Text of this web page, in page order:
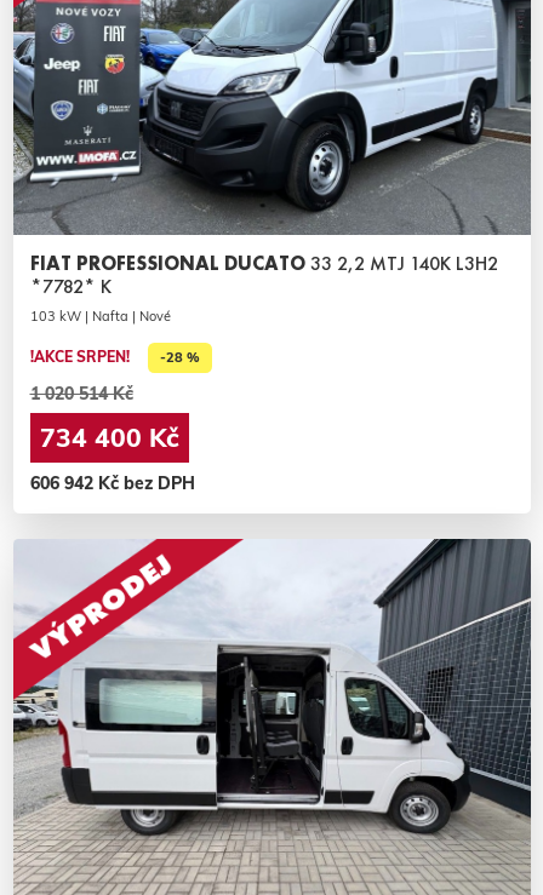
FIAT PROFESSIONAL DUCATO33 2,2 MTJ 140K L3H2
*7782* K
103 kW | Nafta | Nové
!AKCE SRPEN! -28 %
1 020 514 Kč
734 400 Kč
606 942 Kč bez DPH